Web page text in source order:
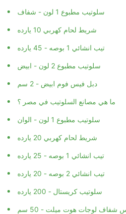
سلوتيب مطبوع 1 لون - شفاف
شريط لحام كهربي 10 يارده
تيب انشائي 1 بوصه - 45 يارده
سلوتيب مطبوع 2 لون - ابيض
دبل فيس فوم ابيض - 2 سم
ما هي مصانع السلوتيب في مصر ؟
سلوتيب مطبوع 1 لون - الوان
شريط لحام كهربي 20 يارده
تيب انشائي 1 بوصه - 25 يارده
تيب انشائي 2 بوصه - 20 يارده
سلوتيب كريستال - 200 يارده
شفاف لوجات هوت ميلت - 50 سم